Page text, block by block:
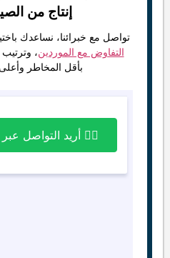
إنتاج من
تواصل مع خبرائنا، نساعدك
التفاوض مع الموردين،
بأقل المخاطر